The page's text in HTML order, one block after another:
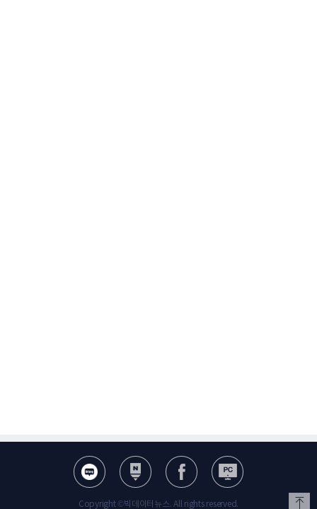
Copyright ©빅데이터뉴스. All rights reserved.